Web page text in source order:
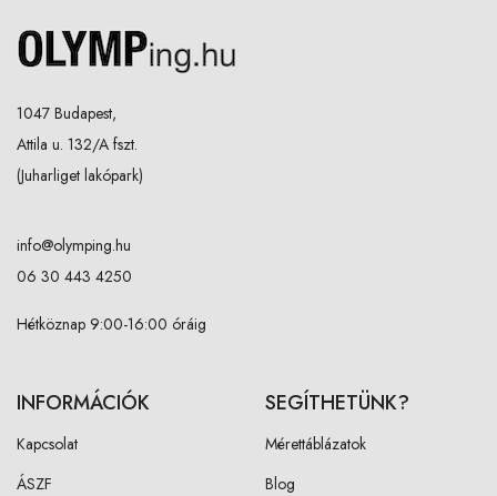
1047 Budapest,
Attila u. 132/A fszt.
(Juharliget lakópark)
info@olymping.hu
06 30 443 4250
Hétköznap 9:00-16:00 óráig
INFORMÁCIÓK
Kapcsolat
ÁSZF
SEGÍTHETÜNK?
Mérettáblázatok
Blog